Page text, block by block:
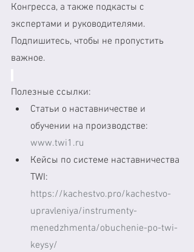
Конгресса, а также подкасты с
экспертами и руководителями.
Подпишитесь, чтобы не пропустить
важное.
Полезные ссылки:
Статьи о наставничестве и
обучении на производстве:
www.twi1.ru
Кейсы по системе наставничества
TWI:
https://kachestvo.pro/kachestvo-
upravleniya/instrumenty-
menedzhmenta/obuchenie-po-twi-
keysy/